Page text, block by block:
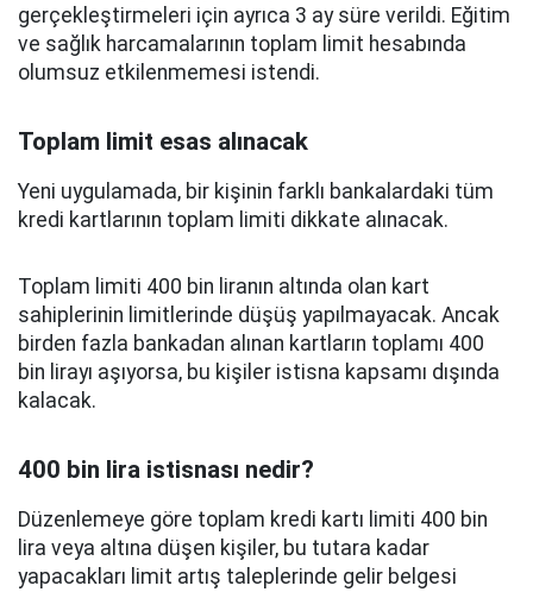
gerçekleştirmeleri için ayrıca 3 ay süre verildi. Eğitim
ve sağlık harcamalarının toplam limit hesabında
olumsuz etkilenmemesi istendi.
Toplam limit esas alınacak
Yeni uygulamada, bir kişinin farklı bankalardaki tüm
kredi kartlarının toplam limiti dikkate alınacak.
Toplam limiti 400 bin liranın altında olan kart
sahiplerinin limitlerinde düşüş yapılmayacak. Ancak
birden fazla bankadan alınan kartların toplamı 400
bin lirayı aşıyorsa, bu kişiler istisna kapsamı dışında
kalacak.
400 bin lira istisnası nedir?
Düzenlemeye göre toplam kredi kartı limiti 400 bin
lira veya altına düşen kişiler, bu tutara kadar
yapacakları limit artış taleplerinde gelir belgesi